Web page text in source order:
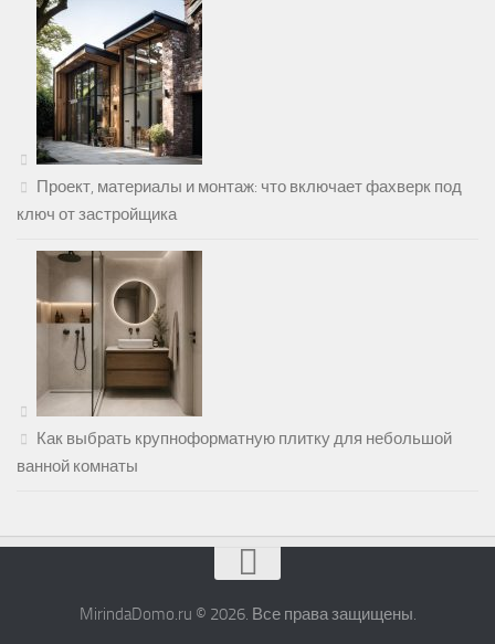
Проект, материалы и монтаж: что включает фахверк под
ключ от застройщика
Как выбрать крупноформатную плитку для небольшой
ванной комнаты
MirindaDomo.ru © 2026. Все права защищены.